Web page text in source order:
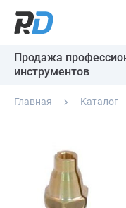
Продажа
инструментов
Главная Каталог